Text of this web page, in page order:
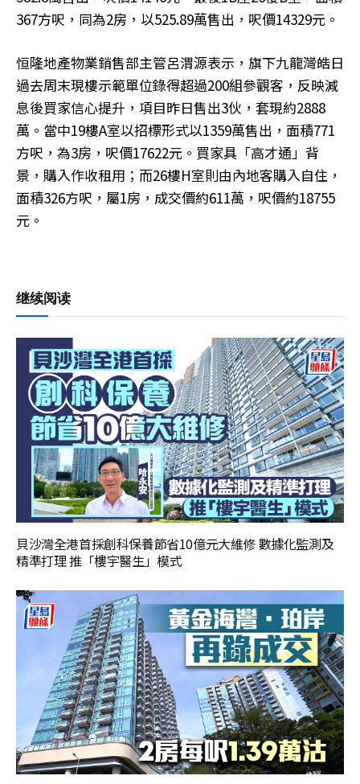
367方呎，同為2房，以525.89萬售出，呎價14329元。
恒隆地產物業銷售部主管呂渭源表示，旗下九龍灣皓日
過去周末現樓示範單位錄得超過200組參觀客，反映減
息後買家信心提升，項目昨日售出3伙，套現約2888
萬。當中19樓A室以招標形式以1359萬售出，面積771
方呎，為3房，呎價17622元。買家具「高才通」背
景，購入作收租用；而26樓H室則由內地客購入自住，
面積326方呎，屬1房，成交價約611萬，呎價約18755
元。
继续阅读
貝沙灣全港首採創科保養節省10億元大維修 數據化監測及
精準打理 推「樓宇醫生」模式